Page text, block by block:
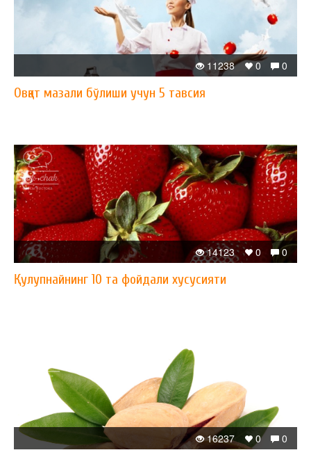
0
0
11238
Овқат мазали бўлиши учун 5 тавсия
0
0
14123
Қулупнайнинг 10 та фойдали хусусияти
0
0
16237